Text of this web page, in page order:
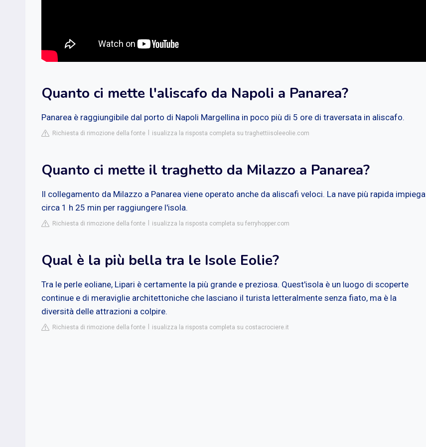
Quanto ci mette l'aliscafo da Napoli a Panarea?
Panarea è raggiungibile dal porto di Napoli Margellina in poco più di 5 ore di traversata in aliscafo.
Richiesta di rimozione della fonte isualizza la risposta completa su traghettiisoleeolie.com
Quanto ci mette il traghetto da Milazzo a Panarea?
Il collegamento da Milazzo a Panarea viene operato anche da aliscafi veloci. La nave più rapida impiega
circa 1 h 25 min per raggiungere l'isola.
Richiesta di rimozione della fonte isualizza la risposta completa su ferryhopper.com
Qual è la più bella tra le Isole Eolie?
Tra le perle eoliane, Lipari è certamente la più grande e preziosa. Quest'isola è un luogo di scoperte
continue e di meraviglie architettoniche che lasciano il turista letteralmente senza fiato, ma è la
diversità delle attrazioni a colpire.
Richiesta di rimozione della fonte isualizza la risposta completa su costacrociere.it